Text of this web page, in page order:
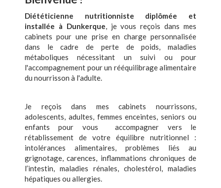
Diététicienne nutritionniste diplômée et
installée à Dunkerque, je vous reçois dans mes
cabinets pour une prise en charge personnalisée
dans le cadre de perte de poids, maladies
métaboliques nécessitant un suivi ou pour
l'accompagnement pour un rééquilibrage alimentaire
du nourrisson à l'adulte.
Je reçois dans mes cabinets nourrissons,
adolescents, adultes, femmes enceintes, seniors ou
enfants pour vous accompagner vers le
rétablissement de votre équilibre nutritionnel :
intolérances alimentaires, problèmes liés au
grignotage, carences, inflammations chroniques de
l’intestin, maladies rénales, cholestérol, maladies
hépatiques ou allergies.